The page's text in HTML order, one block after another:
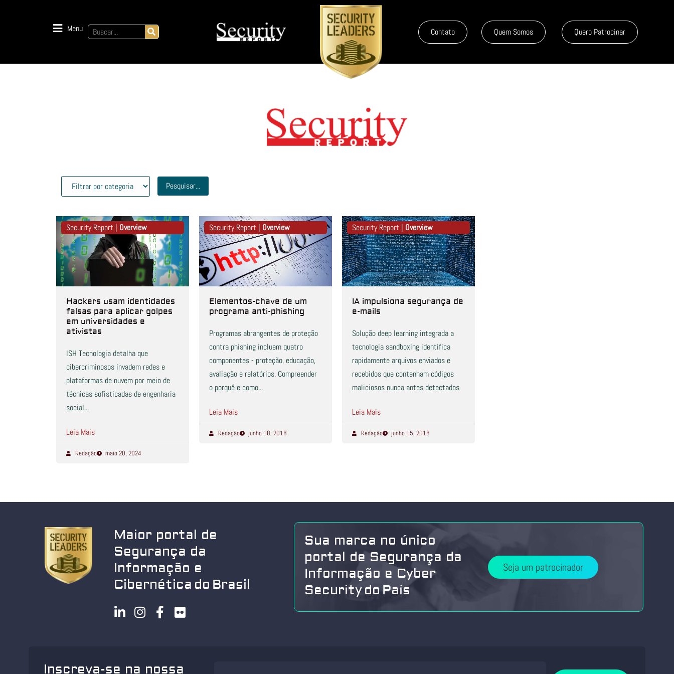
Menu Contato Quem Somos Quero Patrocinar
Pesquisar...
Security Report | Overview
Hackers usam identidades
falsas para aplicar golpes
em universidades e
ativistas
ISH Tecnologia detalha que
cibercriminosos invadem redes e
plataformas de nuvem por meio de
técnicas sofisticadas de engenharia
social...
Leia Mais
Redação maio 20, 2024
Security Report | Overview
Elementos-chave de um
programa anti-phishing
Programas abrangentes de proteção
contra phishing incluem quatro
componentes - proteção, educação,
avaliação e relatórios. Compreender
o porquê e como...
Leia Mais
Redação junho 18, 2018
Security Report | Overview
IA impulsiona segurança de
e-mails
Solução deep learning integrada a
tecnologia sandboxing identifica
rapidamente arquivos enviados e
recebidos que contenham códigos
maliciosos nunca antes detectados
Leia Mais
Redação junho 15, 2018
Maior portal de
Segurança da
Informação e
Cibernética do Brasil
Sua marca no único
portal de Segurança da
Informação e Cyber
Security do País
Seja um patrocinador
Inscreva-se na nossa